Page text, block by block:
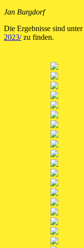
Jan Burgdorf
Die Ergebnisse sind unter
2023/zu finden.